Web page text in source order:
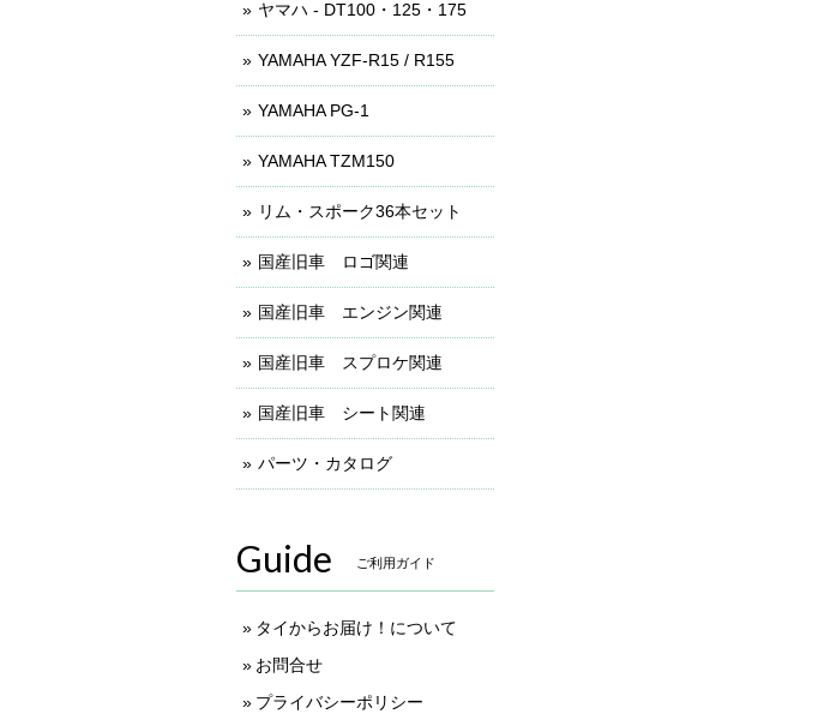
ヤマハ - DT100・125・175
YAMAHA YZF-R15 / R155
YAMAHA PG-1
YAMAHA TZM150
リム・スポーク36本セット
国産旧車 ロゴ関連
国産旧車 エンジン関連
国産旧車 スプロケ関連
国産旧車 シート関連
パーツ・カタログ
Guide ご利用ガイド
タイからお届け！について
お問合せ
プライバシーポリシー